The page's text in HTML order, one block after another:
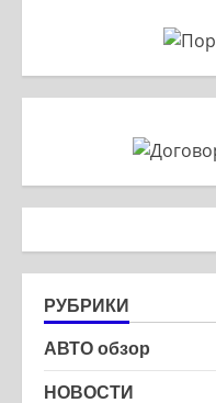
РУБРИКИ
АВТО обзор
НОВОСТИ